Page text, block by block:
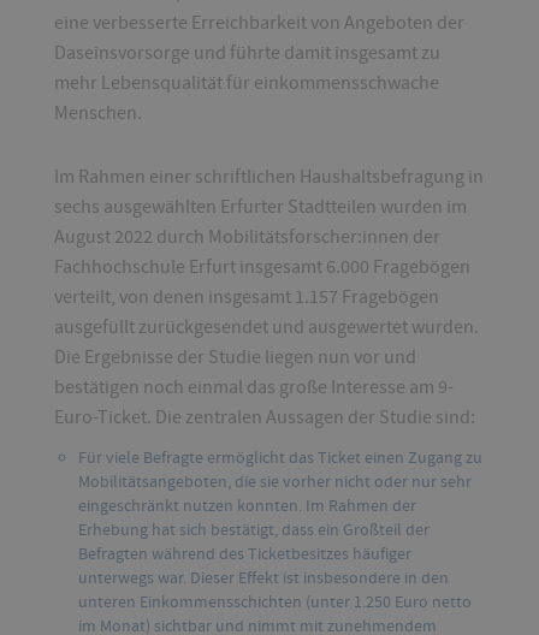
eine verbesserte Erreichbarkeit von Angeboten der
Daseinsvorsorge und führte damit insgesamt zu
mehr Lebensqualität für einkommensschwache
Menschen.
Im Rahmen einer schriftlichen Haushaltsbefragung in
sechs ausgewählten Erfurter Stadtteilen wurden im
August 2022 durch Mobilitätsforscher:innen der
Fachhochschule Erfurt insgesamt 6.000 Fragebögen
verteilt, von denen insgesamt 1.157 Fragebögen
ausgefüllt zurückgesendet und ausgewertet wurden.
Die Ergebnisse der Studie liegen nun vor und
bestätigen noch einmal das große Interesse am 9-
Euro-Ticket. Die zentralen Aussagen der Studie sind:
Für viele Befragte ermöglicht das Ticket einen Zugang zu
Mobilitätsangeboten, die sie vorher nicht oder nur sehr
eingeschränkt nutzen konnten. Im Rahmen der
Erhebung hat sich bestätigt, dass ein Großteil der
Befragten während des Ticketbesitzes häufiger
unterwegs war. Dieser Effekt ist insbesondere in den
unteren Einkommensschichten (unter 1.250 Euro netto
im Monat) sichtbar und nimmt mit zunehmendem